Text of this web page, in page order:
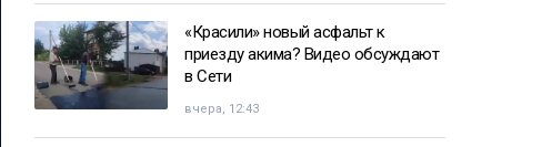
«Красили» новый асфальт к
приезду акима? Видео обсуждают
в Сети
вчера, 12:43